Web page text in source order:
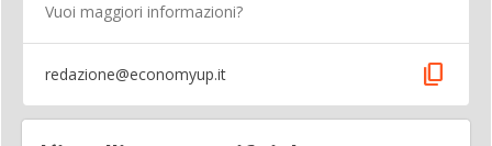
Vuoi maggiori informazioni?
redazione@economyup.it content_copy